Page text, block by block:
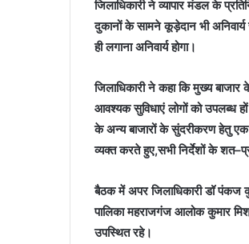
जिलाधिकारी ने व्यापार मंडल के
दुकानों के सामने कूड़ेदान भी
ही लगाना अनिवार्य होगा।
जिलाधिकारी ने कहा कि मुख्य
आवश्यक सुविधाएं लोगों को उपलब्ध
के अन्य बाजारों के सुंदरीकरण हेतु एक
व्यक्त करते हुए,सभी निर्देशों के
बैठक में अपर जिलाधिकारी डॉ पंकज
पालिका महराजगंज आलोक कुमार
उपस्थित रहे।